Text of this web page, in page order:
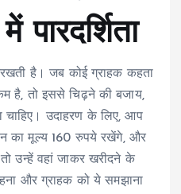
पारदर्शिता
रखती है। जब कोई ग्राहक कहता
है, तो इससे चिढ़ने की बजाय,
चाहिए। उदाहरण के लिए, आप
का मूल्य 160 रुपये रखेंगे, और
तो उन्हें वहां जाकर खरीदने के
और ग्राहक को ये समझाना